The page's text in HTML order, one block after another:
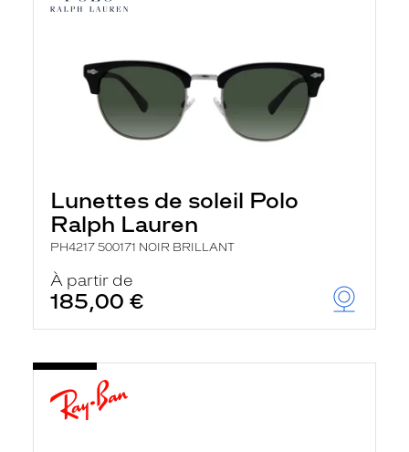
Lunettes de soleil Polo
Ralph Lauren
PH4217 500171 NOIR BRILLANT
À partir de
185,00 €